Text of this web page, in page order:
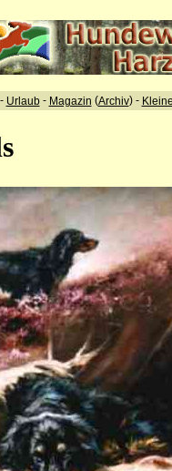
Urlaub- Magazin (Archiv) -